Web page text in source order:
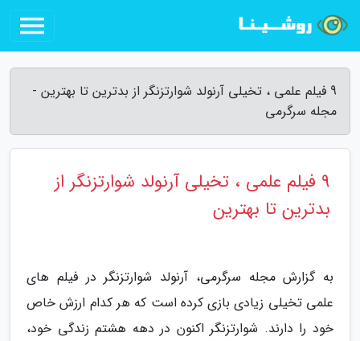
9 فیلم علمی ، تخیلی آرنولد شوارتزنگر از بدترین تا بهترین -
مجله سرگرمی
9 فیلم علمی ، تخیلی آرنولد شوارتزنگر از
بدترین تا بهترین
به گزارش مجله سرگرمی، آرنولد شوارتزنگر در فیلم های
علمی تخیلی زیادی بازی کرده است که هر کدام ارزش خاص
خود را دارند. شوارتزنگر اکنون در دهه هشتم زندگی خود،